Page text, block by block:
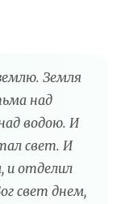
Земля
над
водою. И
свет. И
и отделил
свет днем,